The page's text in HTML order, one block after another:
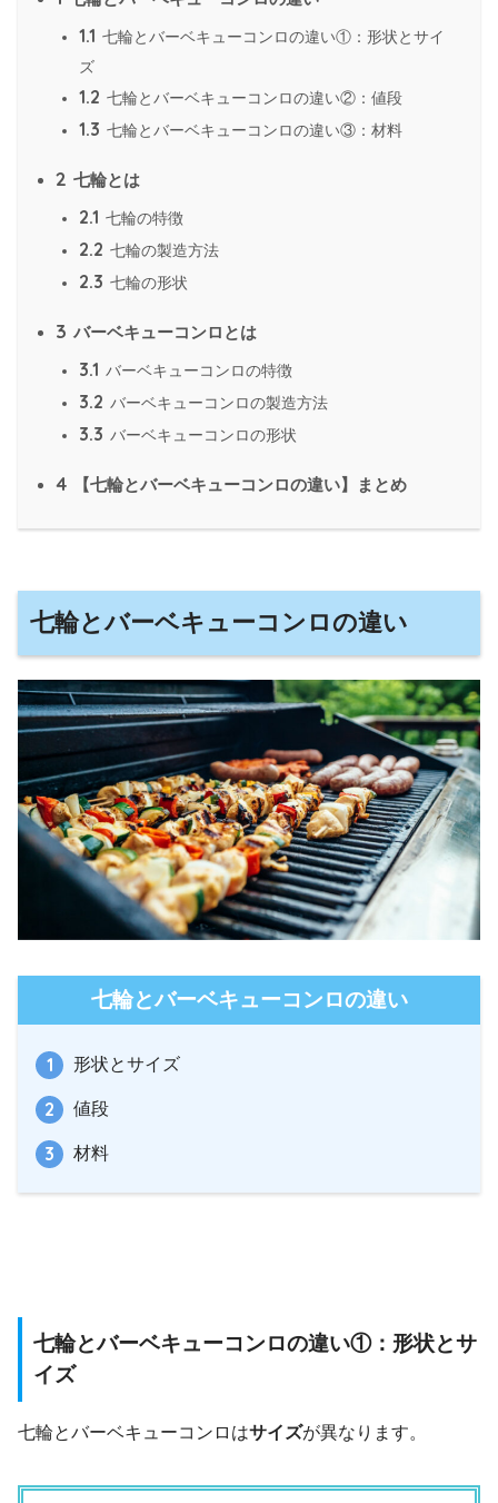
1.1 七輪とバーベキューコンロの違い①：形状とサイ
ズ
1.2 七輪とバーベキューコンロの違い②：値段
1.3 七輪とバーベキューコンロの違い③：材料
2 七輪とは
2.1 七輪の特徴
2.2 七輪の製造方法
2.3 七輪の形状
3 バーベキューコンロとは
3.1 バーベキューコンロの特徴
3.2 バーベキューコンロの製造方法
3.3 バーベキューコンロの形状
4 【七輪とバーベキューコンロの違い】まとめ
七輪とバーベキューコンロの違い
七輪とバーベキューコンロの違い
形状とサイズ
値段
材料
七輪とバーベキューコンロの違い①：形状とサ
イズ
七輪とバーベキューコンロはサイズが異なります。